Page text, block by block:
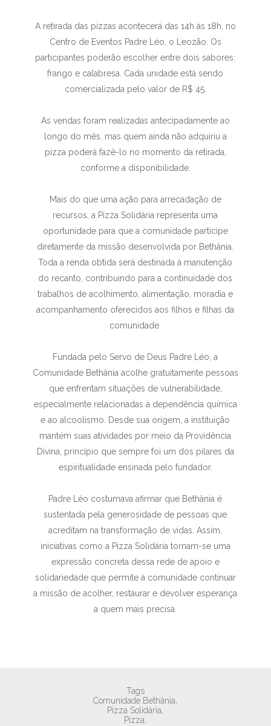
A retirada das pizzas acontecerá das 14h às 18h, no
Centro de Eventos Padre Léo, o Leozão. Os
participantes poderão escolher entre dois sabores:
frango e calabresa. Cada unidade está sendo
comercializada pelo valor de R$ 45.
As vendas foram realizadas antecipadamente ao
longo do mês, mas quem ainda não adquiriu a
pizza poderá fazê-lo no momento da retirada,
conforme a disponibilidade.
Mais do que uma ação para arrecadação de
recursos, a Pizza Solidária representa uma
oportunidade para que a comunidade participe
diretamente da missão desenvolvida por Bethânia.
Toda a renda obtida será destinada à manutenção
do recanto, contribuindo para a continuidade dos
trabalhos de acolhimento, alimentação, moradia e
acompanhamento oferecidos aos filhos e filhas da
comunidade.
Fundada pelo Servo de Deus Padre Léo, a
Comunidade Bethânia acolhe gratuitamente pessoas
que enfrentam situações de vulnerabilidade,
especialmente relacionadas à dependência química
e ao alcoolismo. Desde sua origem, a instituição
mantém suas atividades por meio da Providência
Divina, princípio que sempre foi um dos pilares da
espiritualidade ensinada pelo fundador.
Padre Léo costumava afirmar que Bethânia é
sustentada pela generosidade de pessoas que
acreditam na transformação de vidas. Assim,
iniciativas como a Pizza Solidária tornam-se uma
expressão concreta dessa rede de apoio e
solidariedade que permite à comunidade continuar
a missão de acolher, restaurar e devolver esperança
a quem mais precisa.
Tags
Comunidade Bethânia,
Pizza Solidária,
Pizza,